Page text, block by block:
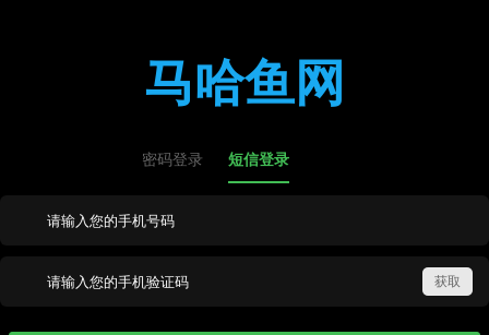
马哈鱼网
密码登录 短信登录